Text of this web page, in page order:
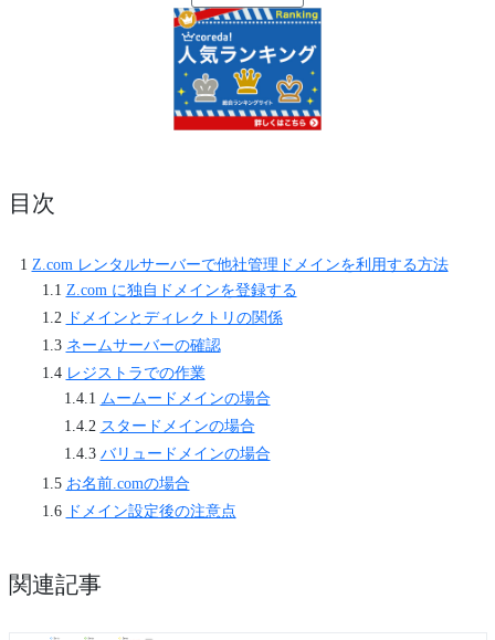
目次
Z.com レンタルサーバーで他社管理ドメインを利用する方法
Z.com に独自ドメインを登録する
ドメインとディレクトリの関係
ネームサーバーの確認
レジストラでの作業
ムームードメインの場合
スタードメインの場合
バリュードメインの場合
お名前.comの場合
ドメイン設定後の注意点
関連記事